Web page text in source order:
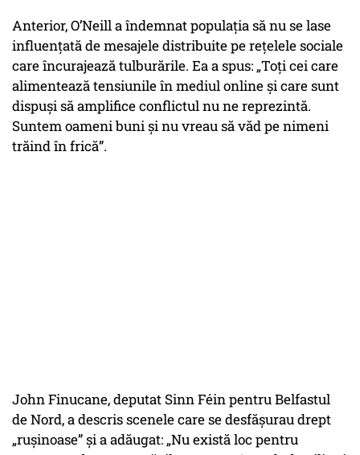
Anterior, O’Neill a îndemnat populația să nu se lase
influențată de mesajele distribuite pe rețelele sociale
care încurajează tulburările. Ea a spus: „Toți cei care
alimentează tensiunile în mediul online și care sunt
dispuși să amplifice conflictul nu ne reprezintă.
Suntem oameni buni și nu vreau să văd pe nimeni
trăind în frică”.
John Finucane, deputat Sinn Féin pentru Belfastul
de Nord, a descris scenele care se desfășurau drept
„rușinoase”și a adăugat: „Nu există loc pentru